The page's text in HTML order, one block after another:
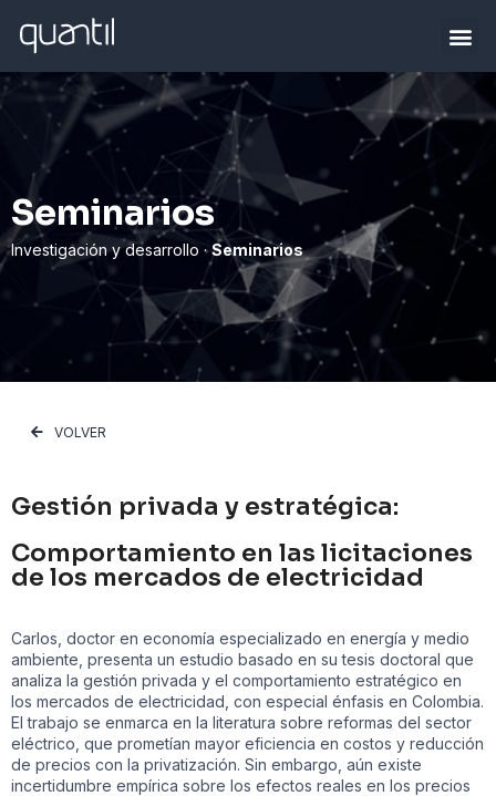
Seminarios
Investigación y desarrollo ·Seminarios
VOLVER
Gestión privada y estratégica:
Comportamiento en las licitaciones
de los mercados de electricidad
Carlos, doctor en economía especializado en energía y medio
ambiente, presenta un estudio basado en su tesis doctoral que
analiza la gestión privada y el comportamiento estratégico en
los mercados de electricidad, con especial énfasis en Colombia.
El trabajo se enmarca en la literatura sobre reformas del sector
eléctrico, que prometían mayor eficiencia en costos y reducción
de precios con la privatización. Sin embargo, aún existe
incertidumbre empírica sobre los efectos reales en los precios